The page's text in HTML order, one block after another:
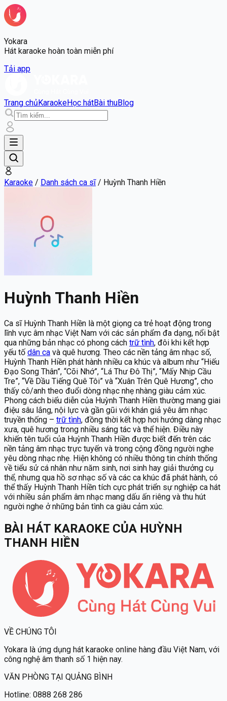
Yokara
Hát karaoke hoàn toàn miễn phí
Tải app
Trang chủKaraokeHọc hátBài thuBlog
Karaoke / Danh sách ca sĩ/ Huỳnh Thanh Hiền
Huỳnh Thanh Hiền
Ca sĩ Huỳnh Thanh Hiền là một giọng ca trẻ hoạt động trong
lĩnh vực âm nhạc Việt Nam với các sản phẩm đa dạng, nổi bật
qua những bản nhạc có phong cách trữ tình, đôi khi kết hợp
yếu tố dân ca và quê hương. Theo các nền tảng âm nhạc số,
Huỳnh Thanh Hiền phát hành nhiều ca khúc và album như “Hiếu
Đạo Song Thân”, “Cõi Nhớ”, “Lá Thư Đô Thị”, “Mấy Nhịp Cầu
Tre”, “Về Dầu Tiếng Quê Tôi” và “Xuân Trên Quê Hương”, cho
thấy cô/anh theo đuổi dòng nhạc nhẹ nhàng giàu cảm xúc.
Phong cách biểu diễn của Huỳnh Thanh Hiền thường mang giai
điệu sâu lắng, nội lực và gần gũi với khán giả yêu âm nhạc
truyền thống – trữ tình, đồng thời kết hợp hơi hướng dàng nhạc
xưa, quê hương trong nhiều sáng tác và thể hiện. Điều này
khiến tên tuổi của Huỳnh Thanh Hiền được biết đến trên các
nền tảng âm nhạc trực tuyến và trong cộng đồng người nghe
yêu dòng nhạc nhẹ. Hiện không có nhiều thông tin chính thống
về tiểu sử cá nhân như năm sinh, nơi sinh hay giải thưởng cụ
thể, nhưng qua hồ sơ nhạc số và các ca khúc đã phát hành, có
thể thấy Huỳnh Thanh Hiền tích cực phát triển sự nghiệp ca hát
với nhiều sản phẩm âm nhạc mang dấu ấn riêng và thu hút
người nghe ở những bản tình ca giàu cảm xúc.
BÀI HÁT KARAOKE CỦA HUỲNH
THANH HIỀN
VỀ CHÚNG TÔI
Yokara là ứng dụng hát karaoke online hàng đầu Việt Nam, với
công nghệ âm thanh số 1 hiện nay.
VĂN PHÒNG TẠI QUẢNG BÌNH
Hotline: 0888 268 286